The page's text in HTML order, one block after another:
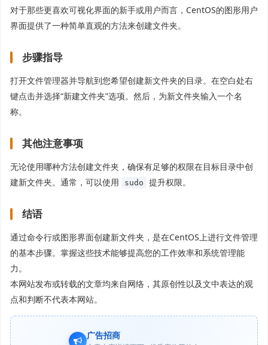
对于那些更喜欢可视化界面的新手或用户而言，CentOS的图形用户
界面提供了一种简单直观的方法来创建文件夹。
步骤指导
打开文件管理器并导航到您希望创建新文件夹的目录。在空白处右
键点击并选择“新建文件夹”选项。然后，为新文件夹输入一个名
称。
其他注意事项
无论使用哪种方法创建文件夹，确保有足够的权限在目标目录中创
建新文件夹。通常，可以使用
sudo 提升权限。
结语
通过命令行或图形界面创建新文件夹，是在CentOS上进行文件管理
的基本步骤。掌握这些技术能够提高您的工作效率和系统管理能
力。
本网站发布或转载的文章均来自网络，其原创性以及文中表达的观
点和判断不代表本网站。
广告招商